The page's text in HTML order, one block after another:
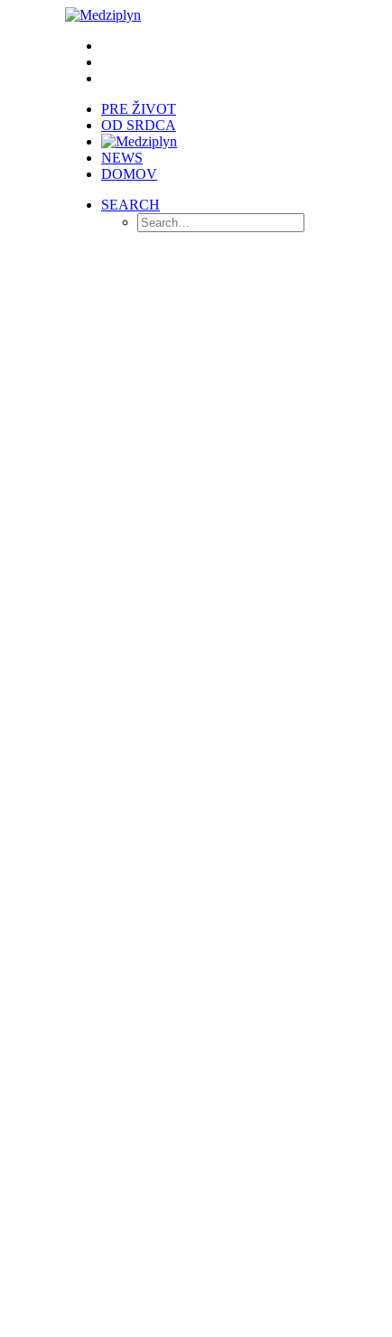
PRE ŽIVOT
OD SRDCA
NEWS
DOMOV
SEARCH